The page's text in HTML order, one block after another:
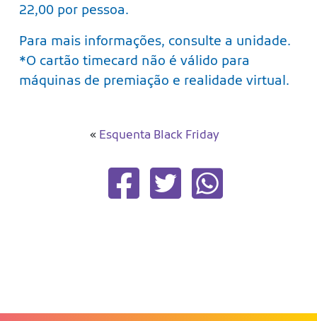
22,00 por pessoa.
Para mais informações, consulte a unidade.
*O cartão timecard não é válido para
máquinas de premiação e realidade virtual.
« Esquenta Black Friday